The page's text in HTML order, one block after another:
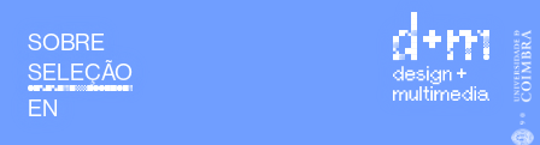
SOBRE
SELEÇÃO
EN